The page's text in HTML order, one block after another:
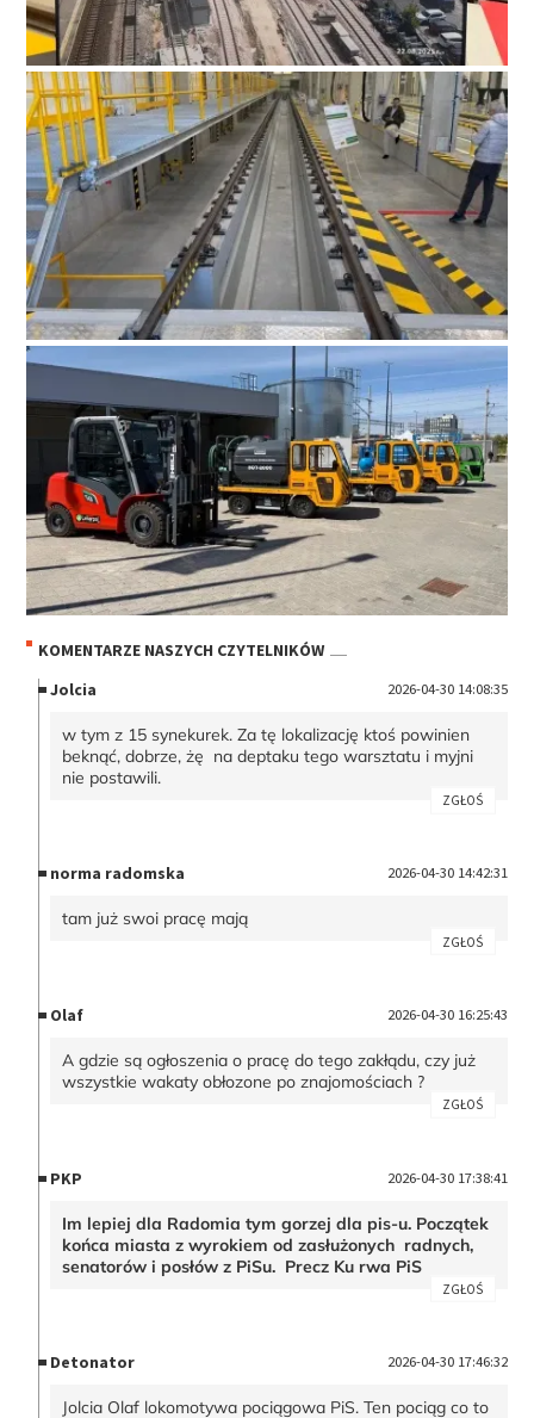
KOMENTARZE NASZYCH CZYTELNIKÓW
Jolcia
2026-04-30 14:08:35
w tym z 15 synekurek. Za tę lokalizację ktoś powinien
beknąć, dobrze, żę na deptaku tego warsztatu i myjni
nie postawili.
ZGŁOŚ
norma radomska 2026-04-30 14:42:31
tam już swoi pracę mają
ZGŁOŚ
Olaf 2026-04-30 16:25:43
A gdzie są ogłoszenia o pracę do tego zakłądu, czy już
wszystkie wakaty obłozone po znajomościach ?
ZGŁOŚ
PKP 2026-04-30 17:38:41
Im lepiej dla Radomia tym gorzej dla pis-u. Początek
końca miasta z wyrokiem od zasłużonych radnych,
senatorów i posłów z PiSu. Precz Ku rwa PiS
ZGŁOŚ
Detonator 2026-04-30 17:46:32
Jolcia Olaf lokomotywa pociągowa PiS. Ten pociąg co to